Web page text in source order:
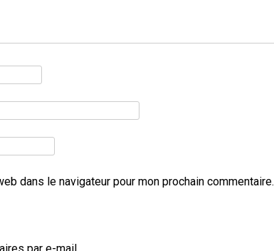
dans le navigateur pour mon prochain commentaire.
par e-mail.